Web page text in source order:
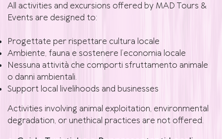
All activities and excursions offered by MAD Tours &
Events are designed to:
Progettate per rispettare cultura locale
Ambiente, fauna e sostenere l’economia locale
Nessuna attività che comporti sfruttamento animale
o danni ambientali.
Support local livelihoods and businesses
Activities involving animal exploitation, environmental
degradation, or unethical practices are not offered.